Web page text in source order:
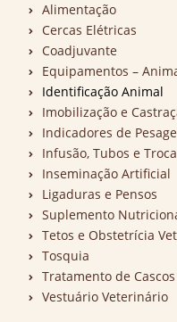
Alimentação
Cercas Elétricas
Coadjuvante
Equipamentos –
Identificação Animal
Imobilização e
Indicadores de
Infusão, Tubos e
Inseminação Artificial
Ligaduras e Pensos
Suplemento
Tetos e Obstetrícia
Tosquia
Tratamento de Cascos
Vestuário Veterinário